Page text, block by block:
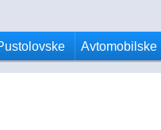
Avtomobilske